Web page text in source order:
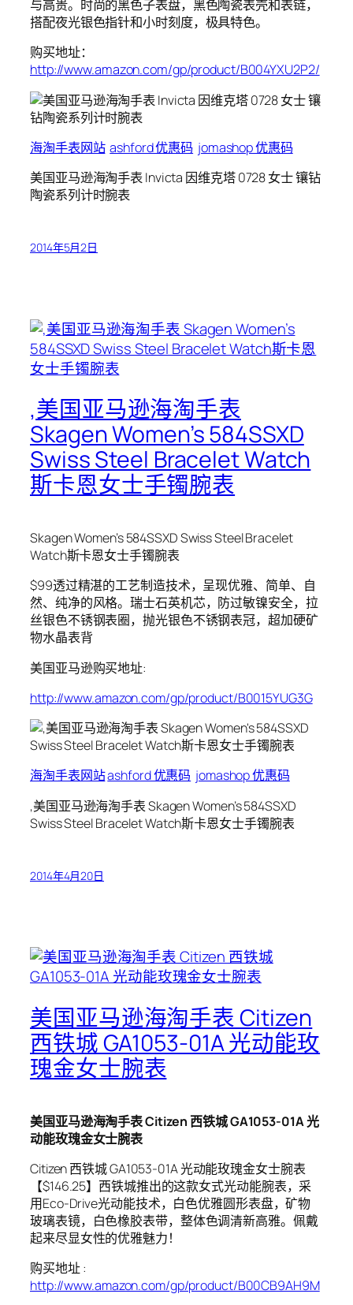
与高贵。时尚的黑色子表盘，黑色陶瓷表壳和表链，
搭配夜光银色指针和小时刻度，极具特色。
购买地址：
http://www.amazon.com/gp/product/B004YXU2P2/
海淘手表网站 ashford 优惠码 jomashop 优惠码
美国亚马逊海淘手表 Invicta 因维克塔 0728 女士 镶钻
陶瓷系列计时腕表
2014年5月2日
,美国亚马逊海淘手表
Skagen Women’s 584SSXD
Swiss Steel Bracelet Watch
斯卡恩女士手镯腕表
Skagen Women’s 584SSXD Swiss Steel Bracelet
Watch斯卡恩女士手镯腕表
$99透过精湛的工艺制造技术，呈现优雅、简单、自
然、纯净的风格。瑞士石英机芯，防过敏镍安全，拉
丝银色不锈钢表圈，抛光银色不锈钢表冠，超加硬矿
物水晶表背
美国亚马逊购买地址:
http://www.amazon.com/gp/product/B0015YUG3G
海淘手表网站ashford 优惠码 jomashop 优惠码
,美国亚马逊海淘手表 Skagen Women’s 584SSXD
Swiss Steel Bracelet Watch斯卡恩女士手镯腕表
2014年4月20日
美国亚马逊海淘手表 Citizen
西铁城 GA1053-01A 光动能玫
瑰金女士腕表
美国亚马逊海淘手表 Citizen 西铁城 GA1053-01A 光
动能玫瑰金女士腕表
Citizen 西铁城 GA1053-01A 光动能玫瑰金女士腕表
【$146.25】西铁城推出的这款女式光动能腕表，采
用Eco-Drive光动能技术，白色优雅圆形表盘，矿物
玻璃表镜，白色橡胶表带，整体色调清新高雅。佩戴
起来尽显女性的优雅魅力！
购买地址 :
http://www.amazon.com/gp/product/B00CB9AH9M